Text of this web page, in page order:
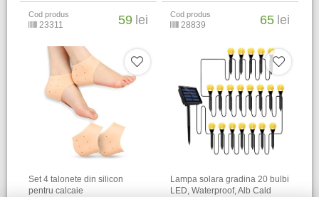
Cod produs
23311 59 lei Cod produs
28839 65 lei
Set 4 talonete din silicon
pentru calcaie
Lampa solara gradina 20 bulbi
LED, Waterproof, Alb Cald